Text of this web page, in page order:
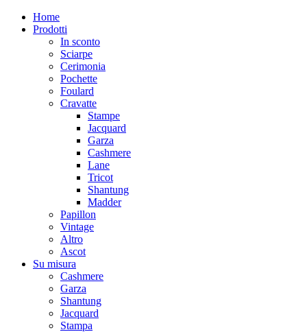
Home
Prodotti
In sconto
Sciarpe
Cerimonia
Pochette
Foulard
Cravatte
Stampe
Jacquard
Garza
Cashmere
Lane
Tricot
Shantung
Madder
Papillon
Vintage
Altro
Ascot
Su misura
Cashmere
Garza
Shantung
Jacquard
Stampa